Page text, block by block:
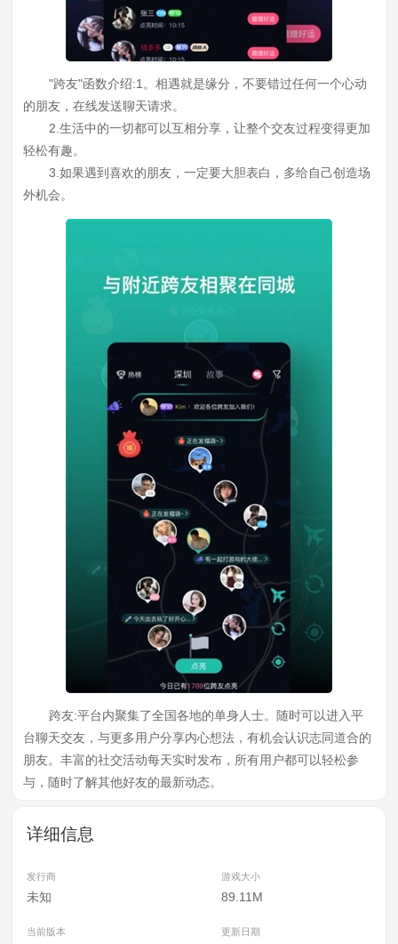
"跨友"函数介绍:1。相遇就是缘分，不要错过任何一个心动
的朋友，在线发送聊天请求。
2.生活中的一切都可以互相分享，让整个交友过程变得更加
轻松有趣。
3.如果遇到喜欢的朋友，一定要大胆表白，多给自己创造场
外机会。
跨友:平台内聚集了全国各地的单身人士。随时可以进入平
台聊天交友，与更多用户分享内心想法，有机会认识志同道合的
朋友。丰富的社交活动每天实时发布，所有用户都可以轻松参
与，随时了解其他好友的最新动态。
详细信息
发行商 游戏大小
未知 89.11M
当前版本 更新日期